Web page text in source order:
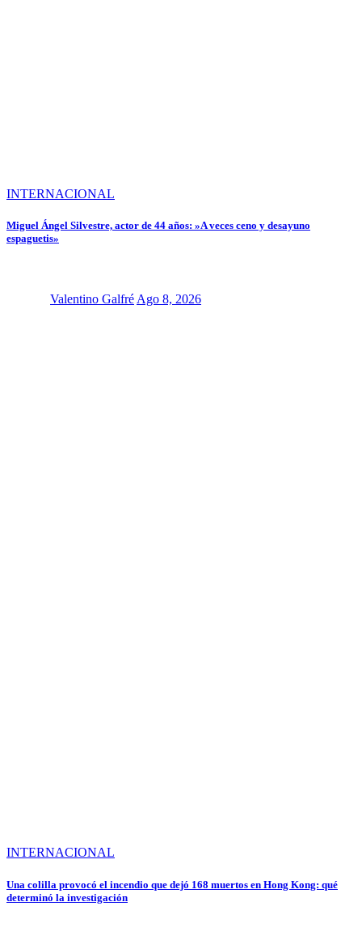
INTERNACIONAL
Miguel Ángel Silvestre, actor de 44 años: »A veces ceno y desayuno
espaguetis»
Valentino GalfréAgo 8, 2026
INTERNACIONAL
Una colilla provocó el incendio que dejó 168 muertos en Hong Kong: qué
determinó la investigación